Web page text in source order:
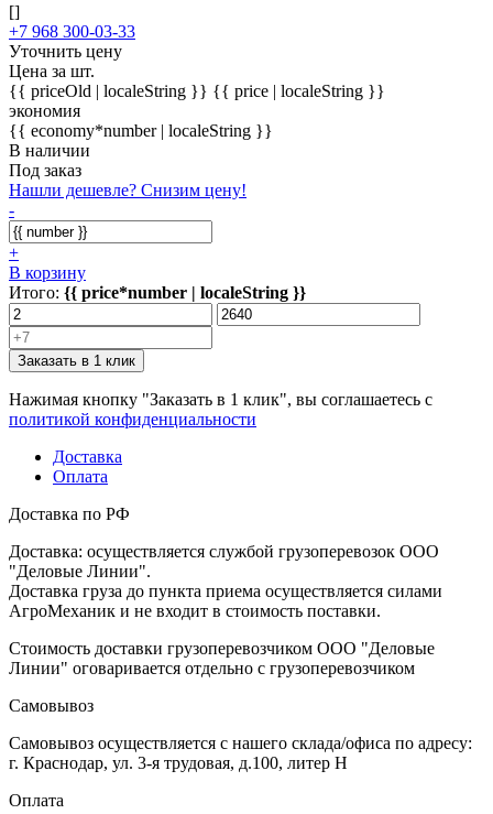
[]
+7 968 300-03-33
Уточнить цену
Цена за шт.
{{ priceOld | localeString }} {{ price | localeString }}
экономия
{{ economy*number | localeString }}
В наличии
Под заказ
Нашли дешевле? Снизим цену!
-
+
В корзину
Итого: {{ price*number | localeString }}
Заказать в 1 клик
Нажимая кнопку "Заказать в 1 клик", вы соглашаетесь с
политикой конфиденциальности
Доставка
Оплата
Доставка по РФ
Доставка: осуществляется службой грузоперевозок ООО
"Деловые Линии".
Доставка груза до пункта приема осуществляется силами
АгроМеханик и не входит в стоимость поставки.
Стоимость доставки грузоперевозчиком ООО "Деловые
Линии" оговаривается отдельно с грузоперевозчиком
Самовывоз
Самовывоз осуществляется с нашего склада/офиса по адресу:
г. Краснодар, ул. 3-я трудовая, д.100, литер Н
Оплата